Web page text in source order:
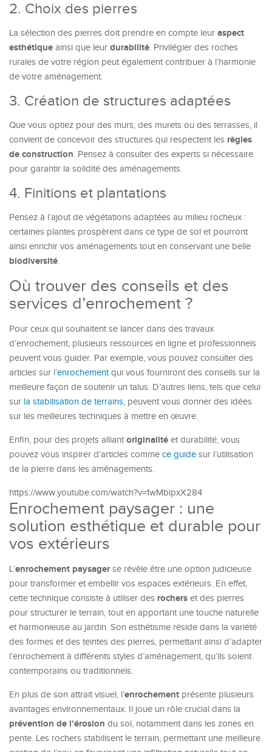
2. Choix des pierres
La sélection des pierres doit prendre en compte leur aspect
esthétique ainsi que leur durabilité. Privilégier des roches
rurales de votre région peut également contribuer à l’harmonie
de votre aménagement.
3. Création de structures adaptées
Que vous optiez pour des murs, des murets ou des terrasses, il
convient de concevoir des structures qui respectent les règles
de construction. Pensez à consulter des experts si nécessaire
pour garantir la solidité des aménagements.
4. Finitions et plantations
Pensez à l’ajout de végétations adaptées au milieu rocheux :
certaines plantes prospèrent dans ce type de sol et pourront
ainsi enrichir vos aménagements tout en conservant une belle
biodiversité.
Où trouver des conseils et des
services d’enrochement ?
Pour ceux qui souhaitent se lancer dans des travaux
d’enrochement, plusieurs ressources en ligne et professionnels
peuvent vous guider. Par exemple, vous pouvez consulter des
articles sur l’enrochementqui vous fourniront des conseils sur la
meilleure façon de soutenir un talus. D’autres liens, tels que celui
sur la stabilisation de terrains, peuvent vous donner des idées
sur les meilleures techniques à mettre en œuvre.
Enfin, pour des projets alliant originalité et durabilité, vous
pouvez vous inspirer d’articles comme ce guide sur l’utilisation
de la pierre dans les aménagements.
https://www.youtube.com/watch?v=1wMblpxX284
Enrochement paysager : une
solution esthétique et durable pour
vos extérieurs
L’enrochement paysagerse révèle être une option judicieuse
pour transformer et embellir vos espaces extérieurs. En effet,
cette technique consiste à utiliser des rochers et des pierres
pour structurer le terrain, tout en apportant une touche naturelle
et harmonieuse au jardin. Son esthétisme réside dans la variété
des formes et des teintes des pierres, permettant ainsi d’adapter
l’enrochement à différents styles d’aménagement, qu’ils soient
contemporains ou traditionnels.
En plus de son attrait visuel, l’enrochement présente plusieurs
avantages environnementaux. Il joue un rôle crucial dans la
prévention de l’érosion du sol, notamment dans les zones en
pente. Les rochers stabilisent le terrain, permettant une meilleure